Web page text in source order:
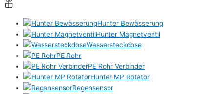
Hunter Bewässerung
Hunter Magnetventil
Wassersteckdose
PE Rohr
PE Rohr Verbinder
Hunter MP Rotator
Regensensor